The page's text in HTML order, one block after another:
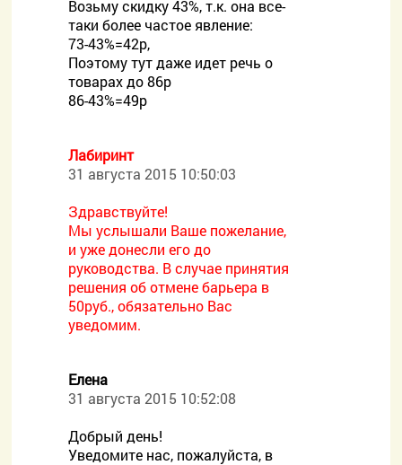
Возьму скидку 43%, т.к. она все-
таки более частое явление:
73-43%=42р,
Поэтому тут даже идет речь о
товарах до 86р
86-43%=49р
Лабиринт
31 августа 2015 10:50:03
Здравствуйте!
Мы услышали Ваше пожелание,
и уже донесли его до
руководства. В случае принятия
решения об отмене барьера в
50руб., обязательно Вас
уведомим.
Елена
31 августа 2015 10:52:08
Добрый день!
Уведомите нас, пожалуйста, в